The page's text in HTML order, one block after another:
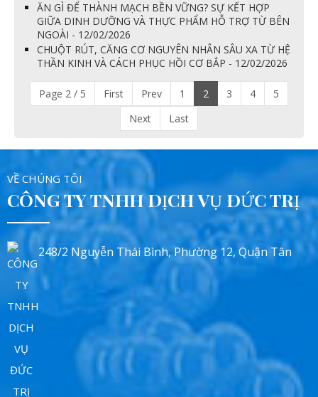
ĂN GÌ ĐỂ THÀNH MẠCH BỀN VỮNG? SỰ KẾT HỢP
GIỮA DINH DƯỠNG VÀ THỰC PHẨM HỖ TRỢ TỪ BÊN
NGOÀI - 12/02/2026
CHUỘT RÚT, CĂNG CƠ NGUYÊN NHÂN SÂU XA TỪ HỆ
THẦN KINH VÀ CÁCH PHỤC HỒI CƠ BẮP - 12/02/2026
Page 2 / 5 First Prev 1 2 3 4
5
Next
Last
VỀ CHÚNG TÔI
CÔNG TY TNHH DỊCH VỤ ĐỨC TRỊ
248/2 Nguyễn Thái Bình, Phường 12, Quận Tân